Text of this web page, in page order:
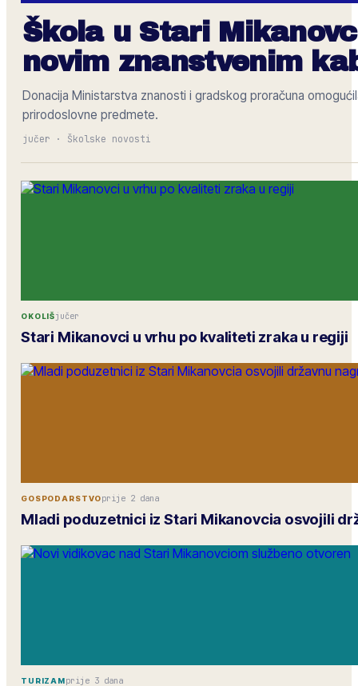
Škola u Stari
novim znanstvenim
Donacija Ministarstva znanosti i gradskog proračuna
prirodoslovne predmete.
jučer · Školske novosti
OKOLIŠjučer
Stari Mikanovci u vrhu po kvaliteti zraka u regiji
GOSPODARSTVOprije 2 dana
Mladi poduzetnici iz Stari Mikanovcia osvojili
TURIZAMprije 3 dana